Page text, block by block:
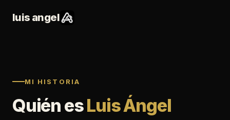
luis angel
MI HISTORIA
Quién esLuis Ángel